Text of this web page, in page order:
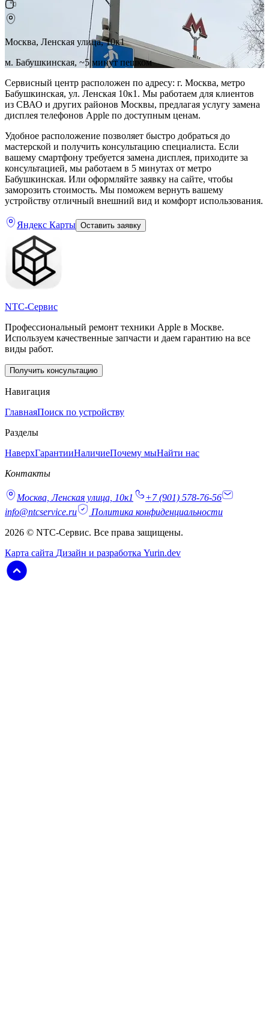
Москва, Ленская улица, 10к1
м. Бабушкинская, ~5 минут пешком
Сервисный центр расположен по адресу: г. Москва, метро
Бабушкинская, ул. Ленская 10к1. Мы работаем для клиентов
из СВАО и других районов Москвы, предлагая услугу замена
дисплея телефонов Apple по доступным ценам.
Удобное расположение позволяет быстро добраться до
мастерской и получить консультацию специалиста. Если
вашему смартфону требуется замена дисплея, приходите за
консультацией, мы работаем в 5 минутах от метро
Бабушкинская. Или оформляйте заявку на сайте, чтобы
заморозить стоимость. Мы поможем вернуть вашему
устройству отличный внешний вид и комфорт использования.
Яндекс Карты Оставить заявку
NTC-Сервис
Профессиональный ремонт техники Apple в Москве.
Используем качественные запчасти и даем гарантию на все
виды работ.
Получить консультацию
Навигация
ГлавнаяПоиск по устройству
Разделы
НаверхГарантииНаличиеПочему мыНайти нас
Контакты
Москва, Ленская улица, 10к1
+7 (901) 578-76-56
info@ntcservice.ru
Политика конфиденциальности
2026 © NTC-Сервис. Все права защищены.
Карта сайта Дизайн и разработка Yurin.dev